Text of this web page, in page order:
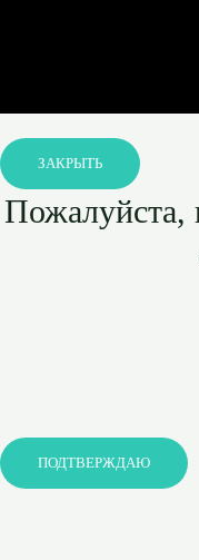
ЗАКРЫТЬ
Пожалуйста,
ПОДТВЕРЖДАЮ